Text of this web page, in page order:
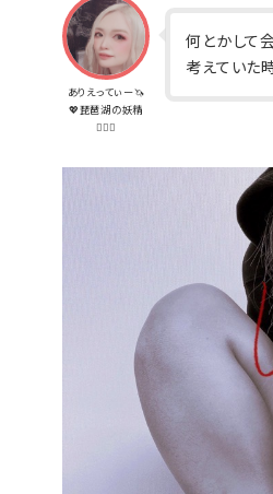
ありえってぃー🦄
💖琵琶湖の妖精
🧝🏽‍♀️
何とかして
考えていた